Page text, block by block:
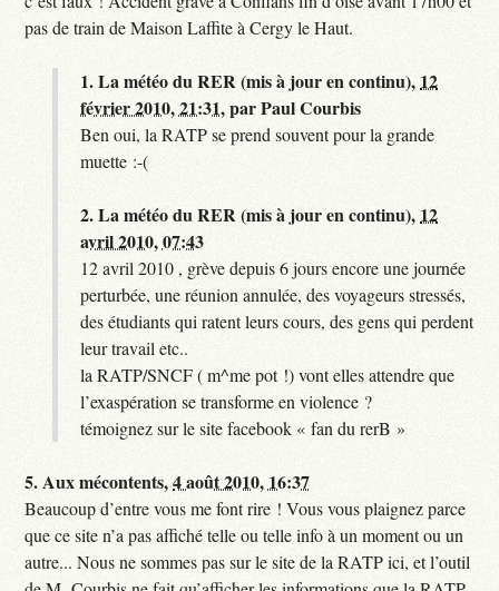
pas de train de Maison Laffite à Cergy le Haut.
1.La météo du RER (mis à jour en continu), 12
février 2010, 21:31,parPaul Courbis
Ben oui, la RATP se prend souvent pour la grande
muette :-(
2.La météo du RER (mis à jour en continu), 12
avril 2010, 07:43
12 avril 2010 , grève depuis 6 jours encore une journée
perturbée, une réunion annulée, des voyageurs stressés,
des étudiants qui ratent leurs cours, des gens qui perdent
leur travail etc..
la RATP/SNCF ( m^me pot !) vont elles attendre que
l’exaspération se transforme en violence ?
témoignez sur le site facebook « fan du rerB »
5.Aux mécontents,4 août 2010, 16:37
Beaucoup d’entre vous me font rire ! Vous vous plaignez parce
que ce site n’a pas affiché telle ou telle info à un moment ou un
autre... Nous ne sommes pas sur le site de la RATP ici, et l’outil